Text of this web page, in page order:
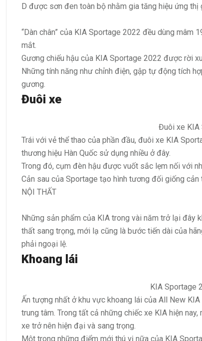
D được sơn đen toàn bộ nhằm gia tăng hiệu ứng thị
“Dàn chân” của KIA Sportage 2022 đều dùng mâm
mắt.
Gương chiếu hậu của KIA Sportage 2022 được rời
Những tính năng như chỉnh điện, gập tự động tích
gương.
Đuôi xe
Đuôi xe KIA
Trái với vẻ thể thao của phần đầu, đuôi xe KIA
thương hiệu Hàn Quốc sử dụng nhiều ở đây.
Trong đó, cụm đèn hậu được vuốt sắc lẹm nối với
Cản sau của Sportage tạo hình tương đối giống
NỘI THẤT
Những sản phẩm của KIA trong vài năm trở lại đây
thất sang trọng, mới lạ cũng là bước tiến dài của
phải ngoại lệ.
Khoang lái
KIA Sportage
Ấn tượng nhất ở khu vực khoang lái của All New
trung tâm. Trong tất cả những chiếc xe KIA hiện
xe trở nên hiện đại và sang trọng.
Một trong những điểm mới thú vị nữa của KIA